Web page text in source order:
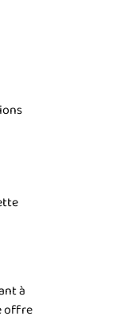
à
offre